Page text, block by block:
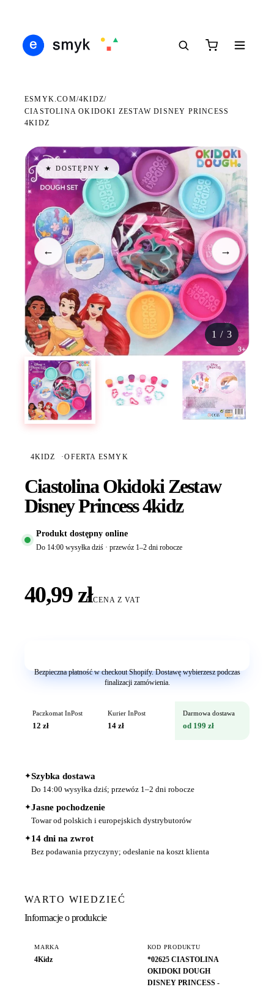
ESMYK.COM/4KIDZ/
CIASTOLINA OKIDOKI ZESTAW DISNEY PRINCESS
4KIDZ
★ DOSTĘPNY ★
← →
1 / 3
4KIDZ ·OFERTA ESMYK
Ciastolina Okidoki Zestaw
Disney Princess 4kidz
Produkt dostępny online
Do 14:00 wysyłka dziś · przewóz 1–2 dni robocze
40,99 złCENA Z VAT
Bezpieczna płatność w checkout Shopify. Dostawę wybierzesz podczas
finalizacji zamówienia.
Paczkomat InPost
12 zł
Kurier InPost
14 zł
Darmowa dostawa
od 199 zł
✦Szybka dostawa
Do 14:00 wysyłka dziś; przewóz 1–2 dni robocze
✦Jasne pochodzenie
Towar od polskich i europejskich dystrybutorów
✦14 dni na zwrot
Bez podawania przyczyny; odesłanie na koszt klienta
WARTO WIEDZIEĆ
Informacje o produkcie
MARKA
4Kidz
KOD PRODUKTU
*02625 CIASTOLINA
OKIDOKI DOUGH
DISNEY PRINCESS -